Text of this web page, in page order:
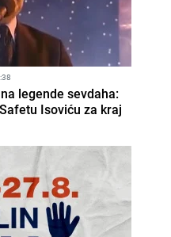
legende sevdaha:
Isoviću za kraj